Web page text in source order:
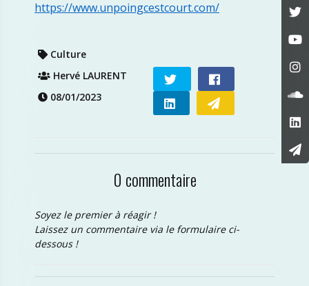
https://www.unpoingcestcourt.com/
Culture
Hervé LAURENT
08/01/2023
0 commentaire
Soyez le premier à réagir !
Laissez un commentaire via le formulaire ci-
dessous !